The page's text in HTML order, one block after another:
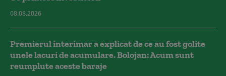
08.08.2026
Premierul interimar a explicat de ce au fost golite
unele lacuri de acumulare. Bolojan: Acum sunt
reumplute aceste baraje